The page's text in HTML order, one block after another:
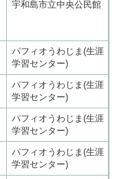
宇和島市立中央公民館
パフィオうわじま(生涯
学習センター)
パフィオうわじま(生涯
学習センター)
パフィオうわじま(生涯
学習センター)
パフィオうわじま(生涯
学習センター)